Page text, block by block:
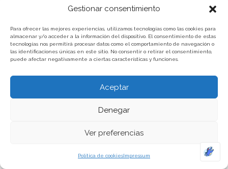
Gestionar consentimiento
Para ofrecer las mejores experiencias, utilizamos tecnologías como las cookies para
almacenar y/o acceder a la información del dispositivo. El consentimiento de estas
tecnologías nos permitirá procesar datos como el comportamiento de navegación o
las identificaciones únicas en este sitio. No consentir o retirar el consentimiento,
puede afectar negativamente a ciertas características y funciones.
Aceptar
Denegar
Ver preferencias
Política de cookiesImpressum